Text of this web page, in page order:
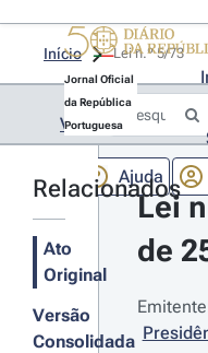
Jornal Oficial
da República
Portuguesa
Ajuda
Início Lei n.º 5/73
Voltar
Relacionados
Ato
Original
Versão
Consolidada
Lei
de